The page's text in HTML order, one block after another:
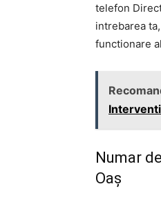
telefon
intrebarea
functionare
Numar
Oaș